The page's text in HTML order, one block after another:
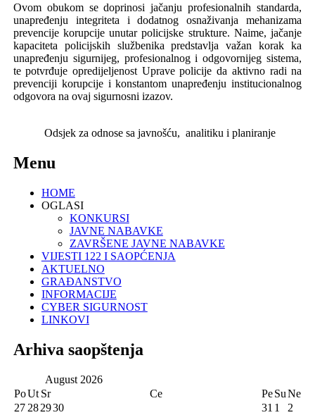
Ovom obukom se doprinosi jačanju profesionalnih standarda,
unapređenju integriteta i dodatnog osnaživanja mehanizama
prevencije korupcije unutar policijske strukture. Naime, jačanje
kapaciteta policijskih službenika predstavlja važan korak ka
unapređenju sigurnijeg, profesionalnog i odgovornijeg sistema,
te potvrđuje opredijeljenost Uprave policije da aktivno radi na
prevenciji korupcije i konstantom unapređenju institucionalnog
odgovora na ovaj sigurnosni izazov.
Odsjek za odnose sa javnošću, analitiku i planiranje
Menu
HOME
OGLASI
KONKURSI
JAVNE NABAVKE
ZAVRŠENE JAVNE NABAVKE
VIJESTI 122 I SAOPĆENJA
AKTUELNO
GRAĐANSTVO
INFORMACIJE
CYBER SIGURNOST
LINKOVI
Arhiva saopštenja
August 2026
PoUt Sr Ce PeSuNe
27282930 31 1 2